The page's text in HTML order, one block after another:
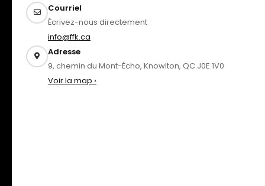
Courriel
Écrivez-nous directement
info@ffk.ca
Adresse
9, chemin du Mont-Écho, Knowlton, QC J0E 1V0
Voir la map ›